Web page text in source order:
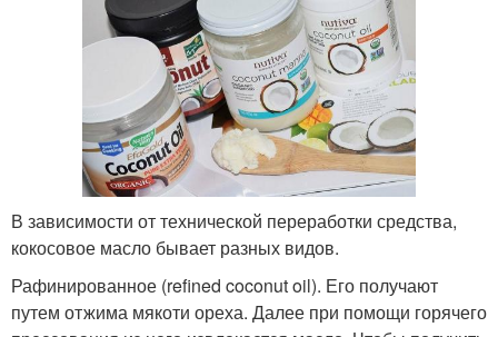
В зависимости от технической переработки средства,
кокосовое масло бывает разных видов.
Рафинированное (refined coconut oil). Его получают
путем отжима мякоти ореха. Далее при помощи горячего